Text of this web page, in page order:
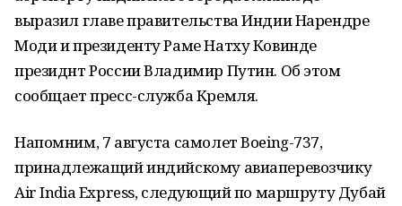
выразил главе правительства Индии Нарендре
Моди и президенту Раме Натху Ковинде
президнт России Владимир Путин. Об этом
сообщает пресс-служба Кремля.
Напомним, 7 августа самолет Boeing-737,
принадлежащий индийскому авиаперевозчику
Air India Express, следующий по маршруту Дубай